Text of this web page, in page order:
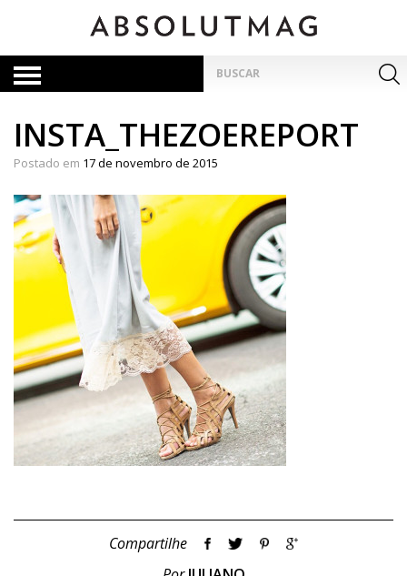
por:
INSTA_THEZOEREPORT
Postado em 17 de novembro de 2015
Compartilhe